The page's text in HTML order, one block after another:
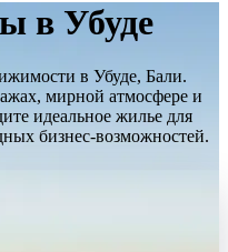
в Убуде
в Убуде, Бали.
мирной атмосфере и
идеальное жилье для
бизнес-возможностей.